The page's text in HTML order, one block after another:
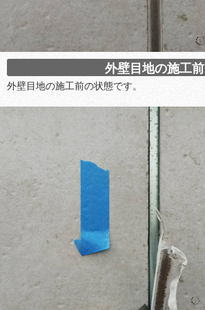
外壁目地の施工前
外壁目地の施工前の状態です。